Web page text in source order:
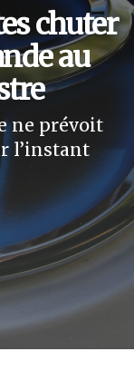
chuter
au
ne prévoit
l’instant